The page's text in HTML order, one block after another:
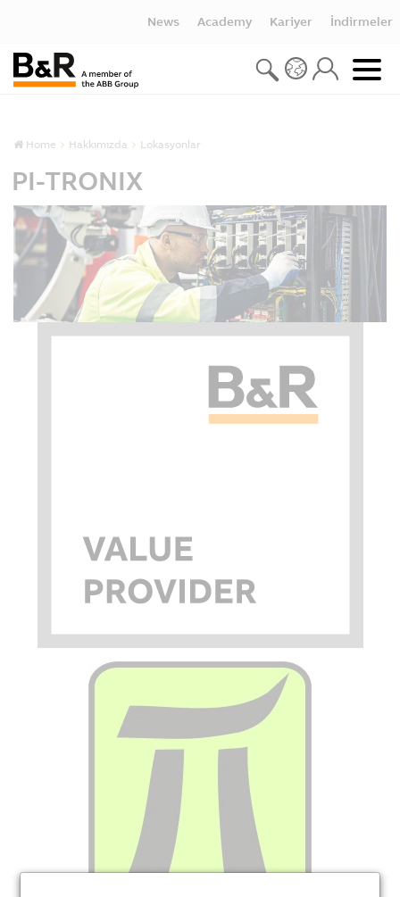
News Academy Kariyer İndirmeler
Home Hakkımızda Lokasyonlar
PI-TRONIX